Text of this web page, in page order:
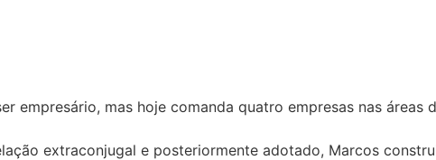
empresário, mas hoje comanda quatro empresas nas
extraconjugal e posteriormente adotado, Marcos